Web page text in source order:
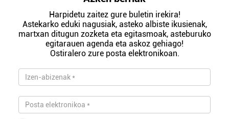
Harpidetu zaitez gure buletin irekira!
Astekarko eduki nagusiak, asteko albiste ikusienak,
martxan ditugun zozketa eta egitasmoak, asteburuko
egitarauen agenda eta askoz gehiago!
Ostiralero zure posta elektronikoan.